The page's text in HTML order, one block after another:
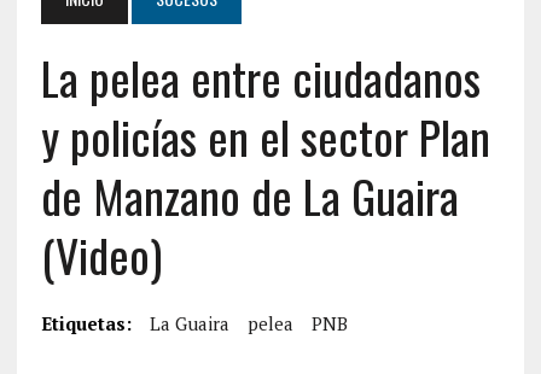
La pelea entre ciudadanos
y policías en el sector Plan
de Manzano de La Guaira
(Video)
Etiquetas: La Guaira pelea PNB